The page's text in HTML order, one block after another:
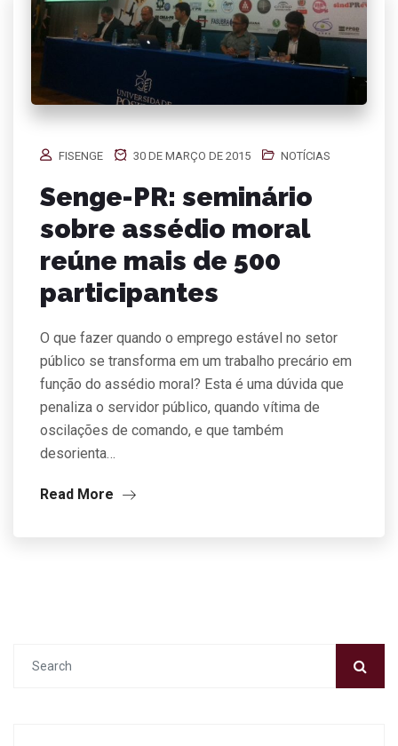
FISENGE 30 DE MARÇO DE 2015 NOTÍCIAS
Senge-PR: seminário
sobre assédio moral
reúne mais de 500
participantes
O que fazer quando o emprego estável no setor
público se transforma em um trabalho precário em
função do assédio moral? Esta é uma dúvida que
penaliza o servidor público, quando vítima de
oscilações de comando, e que também
desorienta…
Read More